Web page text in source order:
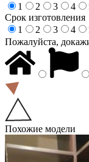
1
2 3 4
Срок изготовления
1
2 3 4
Пожалуйста,
Похожие модели